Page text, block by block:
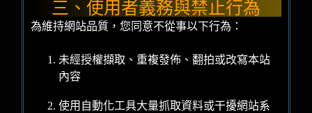
三、使用者義務與禁止行為
為維持網站品質，您同意不從事以下行為：
未經授權擷取、重複發佈、翻拍或改寫本站
內容
使用自動化工具大量抓取資料或干擾網站系